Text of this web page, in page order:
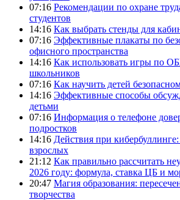
07:16 Рекомендации по охране
студентов
14:16 Как выбрать стенды для
07:16 Эффективные плакаты по
офисного пространства
14:16 Как использовать игры по
школьников
07:16 Как научить детей
14:16 Эффективные способы
детьми
07:16 Информация о телефоне
подростков
14:16 Действия при
взрослых
21:12 Как правильно рассчитать
2026 году: формула, ставка ЦБ и
20:47 Магия образования:
творчества